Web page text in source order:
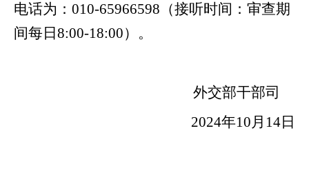
电话为：010-65966598（接听时间：审查期
间每日8:00-18:00）。
外交部干部司
2024年10月 14日